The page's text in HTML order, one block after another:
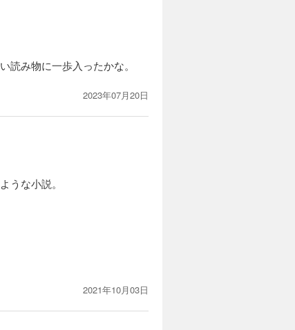
み物に一歩入ったかな。
2023年07月20日
うな小説。
2021年10月03日